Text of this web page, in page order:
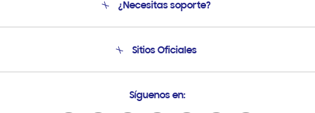
Soporte
Condiciones de Compra
¿Necesitas soporte?
Soporte vía eMail
Sitios Oficiales
Samsung Ecuador
Síguenos en: